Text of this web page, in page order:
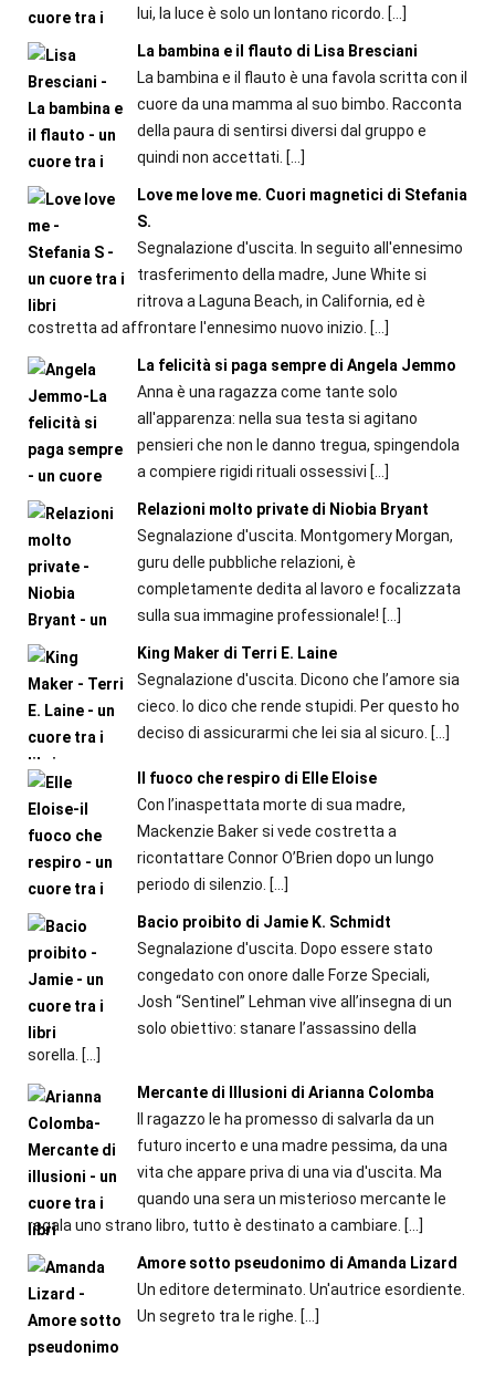
lui, la luce è solo un lontano ricordo. […]
La bambina e il flauto di Lisa Bresciani
La bambina e il flauto è una favola scritta con il
cuore da una mamma al suo bimbo. Racconta
della paura di sentirsi diversi dal gruppo e
quindi non accettati. […]
Love me love me. Cuori magnetici di Stefania
S.
Segnalazione d'uscita. In seguito all'ennesimo
trasferimento della madre, June White si
ritrova a Laguna Beach, in California, ed è
costretta ad affrontare l'ennesimo nuovo inizio. […]
La felicità si paga sempre di Angela Jemmo
Anna è una ragazza come tante solo
all'apparenza: nella sua testa si agitano
pensieri che non le danno tregua, spingendola
a compiere rigidi rituali ossessivi […]
Relazioni molto private di Niobia Bryant
Segnalazione d'uscita. Montgomery Morgan,
guru delle pubbliche relazioni, è
completamente dedita al lavoro e focalizzata
sulla sua immagine professionale! […]
King Maker di Terri E. Laine
Segnalazione d'uscita. Dicono che l’amore sia
cieco. Io dico che rende stupidi. Per questo ho
deciso di assicurarmi che lei sia al sicuro. […]
Il fuoco che respiro di Elle Eloise
Con l’inaspettata morte di sua madre,
Mackenzie Baker si vede costretta a
ricontattare Connor O’Brien dopo un lungo
periodo di silenzio. […]
Bacio proibito di Jamie K. Schmidt
Segnalazione d'uscita. Dopo essere stato
congedato con onore dalle Forze Speciali,
Josh “Sentinel” Lehman vive all’insegna di un
solo obiettivo: stanare l’assassino della
sorella. […]
Mercante di Illusioni di Arianna Colomba
Il ragazzo le ha promesso di salvarla da un
futuro incerto e una madre pessima, da una
vita che appare priva di una via d'uscita. Ma
quando una sera un misterioso mercante le
regala uno strano libro, tutto è destinato a cambiare. […]
Amore sotto pseudonimo di Amanda Lizard
Un editore determinato. Un'autrice esordiente.
Un segreto tra le righe. […]